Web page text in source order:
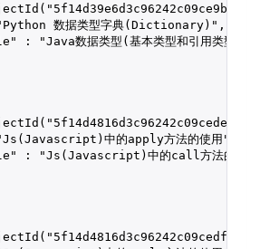
数据类型字典(Dictionary)",
: "Java数据类型(基本类型和引用类型)"
中的apply方法的使用",
: "Js(Javascript)中的call方法的使